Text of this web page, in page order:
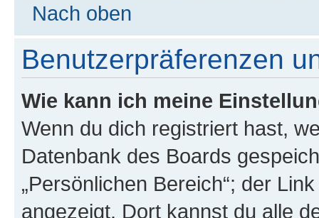
Nach oben
Benutzerpräferenzen
Wie kann ich meine
Wenn du dich registriert hast,
Datenbank des Boards
„Persönlichen Bereich“; der
angezeigt. Dort kannst du alle